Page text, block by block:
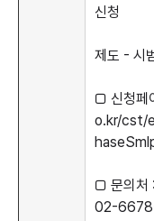
신청
제도 - 시
□ 신청페
o.kr/cst/
□ 문의처
02-